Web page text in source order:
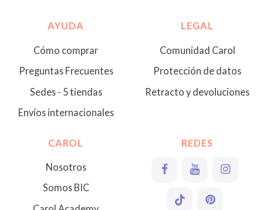
AYUDA
Cómo comprar
Preguntas Frecuentes
Sedes - 5 tiendas
Envíos internacionales
LEGAL
Comunidad Carol
Protección de datos
Retracto y devoluciones
CAROL
Nosotros
Somos BIC
REDES